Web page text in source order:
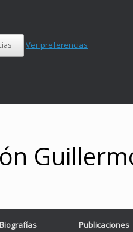
Ver preferencias
Biografías Publicaciones